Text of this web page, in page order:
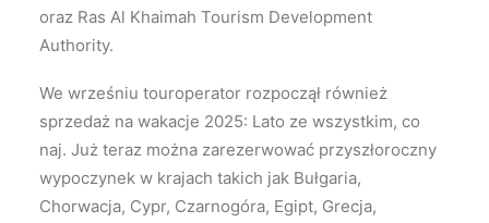
oraz Ras Al Khaimah Tourism Development
Authority.
We wrześniu touroperator rozpoczął również
sprzedaż na wakacje 2025: Lato ze wszystkim, co
naj. Już teraz można zarezerwować przyszłoroczny
wypoczynek w krajach takich jak Bułgaria,
Chorwacja, Cypr, Czarnogóra, Egipt, Grecja,